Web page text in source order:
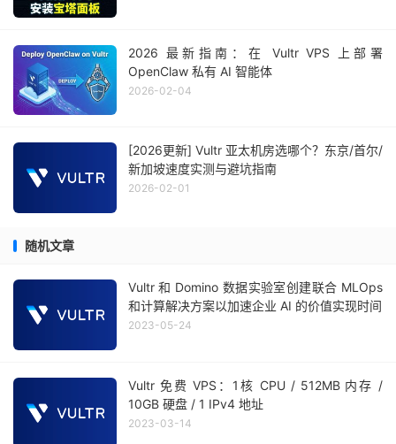
2026 最新指南：在 Vultr VPS 上部署
OpenClaw 私有 AI 智能体
2026-02-04
[2026更新] Vultr 亚太机房选哪个？东京/首尔/
新加坡速度实测与避坑指南
2026-02-01
随机文章
Vultr 和 Domino 数据实验室创建联合 MLOps
和计算解决方案以加速企业 AI 的价值实现时间
2023-05-24
Vultr 免费 VPS：1核 CPU / 512MB 内存 /
10GB 硬盘 / 1 IPv4 地址
2023-03-14